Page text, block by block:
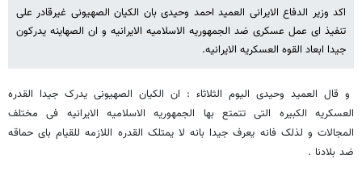
اکد وزیر الدفاع الایرانی العمید احمد وحیدی بان الکیان الصهیونی غیرقادر علی
تنفیذ ای عمل عسکری ضد الجمهوریه الاسلامیه الایرانیه و ان الصهاینه یدرکون
جیدا ابعاد القوه العسکریه الایرانیه.
و قال العمید وحیدی الیوم الثلاثاء : ان الکیان الصهیونی یدرک جیدا القدره
العسکریه الکبیره التی تتمتع بها الجمهوریه الاسلامیه الایرانیه فی مختلف
المجالات و لذلک فانه یعرف جیدا بانه لا یمتلک القدره اللازمه للقیام بای حماقه
ضد بلادنا .